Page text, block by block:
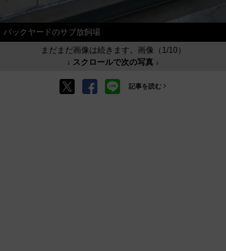
バックヤードのサブ放飼場
まだまだ画像は続きます。画像（1/10）
↓ スクロールで次の写真 ↓
記事を読む